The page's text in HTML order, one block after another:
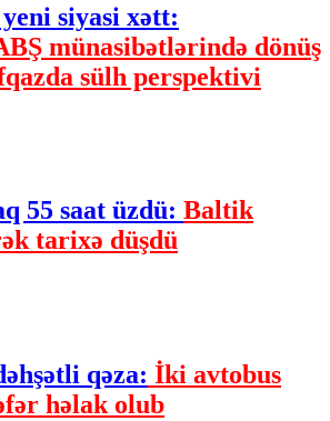
siyasi xətt:
münasibətlərində dönüş
sülh perspektivi
55 saat üzdü: Baltik
tarixə düşdü
qəza: İki avtobus
həlak olub